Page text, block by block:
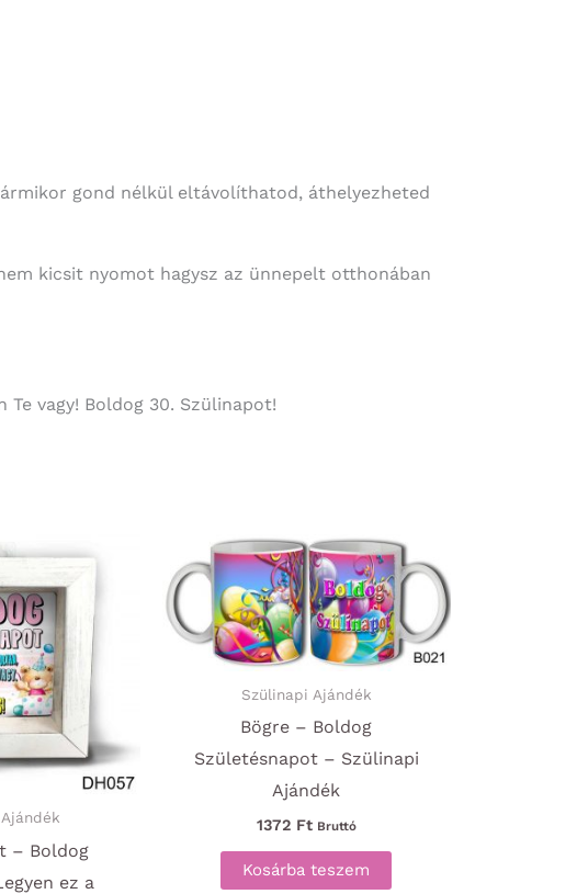
gond nélkül eltávolíthatod, áthelyezheted
kicsit nyomot hagysz az ünnepelt otthonában
vagy! Boldog 30. Szülinapot!
– Boldog
ez a
Szülinapi Ajándék
Bögre – Boldog
Születésnapot – Szülinapi
Ajándék
1372 Ft Bruttó
Kosárba teszem